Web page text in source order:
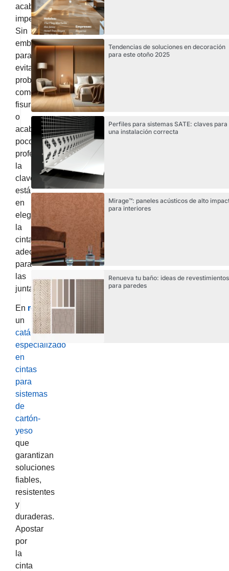
acabados
impecables.
Sin
embargo,
para
evitar
problemas
como
fisuras
o
acabados
poco
profesionales,
la
clave
está
en
elegir
la
cinta
adecuada
para
las
juntas.
En regarsaofrecemos
un
catálogo
especializado
en
cintas
para
sistemas
de
cartón-
yeso
que
garantizan
soluciones
fiables,
resistentes
y
duraderas.
Apostar
por
la
cinta
Tendencias de soluciones en decoración
para este otoño 2025
Perfiles para sistemas SATE: claves para
una instalación correcta
Mirage™: paneles acústicos de alto
para interiores
Renueva tu baño: ideas de revestimientos
para paredes